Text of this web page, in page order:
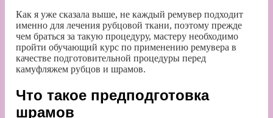
Как я уже сказала выше, не каждый ремувер подходит
именно для лечения рубцовой ткани, поэтому прежде
чем браться за такую процедуру, мастеру необходимо
пройти обучающий курс по применению ремувера в
качестве подготовительной процедуры перед
камуфляжем рубцов и шрамов.
Что такое предподготовка
шрамов